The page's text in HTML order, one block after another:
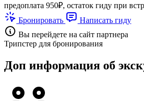
предоплата 950₽, остаток гиду при
Бронировать
Написать гиду
Вы перейдете на сайт партнера
Трипстер для бронирования
Доп информация об